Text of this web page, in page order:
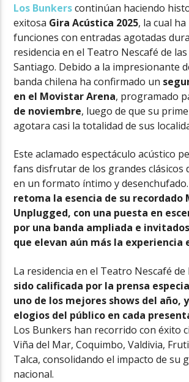
Los Bunkerscontinúan haciendo
exitosa Gira Acústica 2025, la cual
funciones con entradas agotadas
residencia en el Teatro Nescafé de
Santiago. Debido a la impresionante
banda chilena ha confirmado un
en el Movistar Arena, programado
de noviembre, luego de que su
agotara casi la totalidad de sus
Este aclamado espectáculo acústico
fans disfrutar de los grandes clásicos
en un formato íntimo y desenchufado.
retoma la esencia de su recordado
Unplugged, con una puesta en
por una banda ampliada e
que elevan aún más la experiencia
La residencia en el Teatro Nescafé de
sido calificada por la prensa
uno de los mejores shows del año,
elogios del público en cada
Los Bunkers han recorrido con éxito
Viña del Mar, Coquimbo, Valdivia,
Talca, consolidando el impacto de su
nacional.